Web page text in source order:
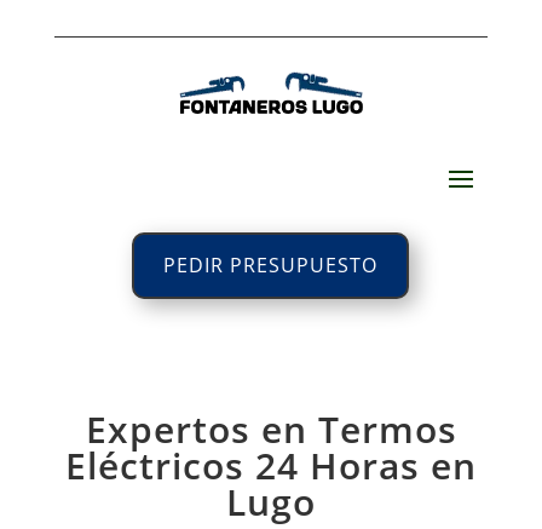
PEDIR PRESUPUESTO
Expertos en Termos
Eléctricos 24 Horas en
Lugo